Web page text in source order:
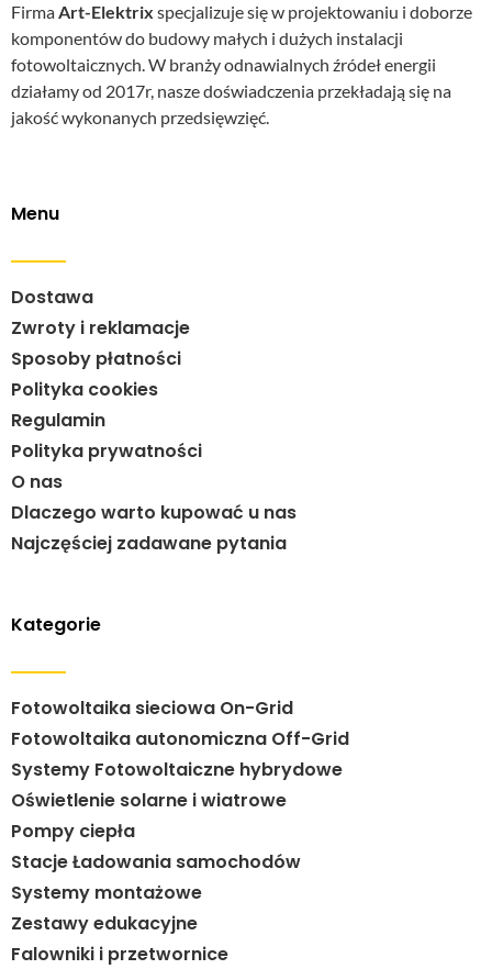
FirmaArt-Elektrix specjalizuje się w projektowaniu i doborze
komponentów do budowy małych i dużych instalacji
fotowoltaicznych. W branży odnawialnych źródeł energii
działamy od 2017r, nasze doświadczenia przekładają się na
jakość wykonanych przedsięwzięć.
Menu
Dostawa
Zwroty i reklamacje
Sposoby płatności
Polityka cookies
Regulamin
Polityka prywatności
O nas
Dlaczego warto kupować u nas
Najczęściej zadawane pytania
Kategorie
Fotowoltaika sieciowa On-Grid
Fotowoltaika autonomiczna Off-Grid
Systemy Fotowoltaiczne hybrydowe
Oświetlenie solarne i wiatrowe
Pompy ciepła
Stacje Ładowania samochodów
Systemy montażowe
Zestawy edukacyjne
Falowniki i przetwornice